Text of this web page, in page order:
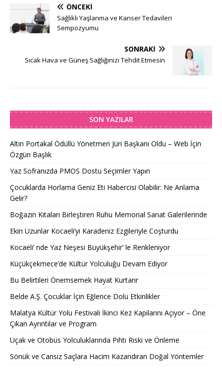
ÖNCEKI
Sağlıklı Yaşlanma ve Kanser Tedavileri
Sempozyumu
SONRAKI
Sıcak Hava ve Güneş Sağlığınızı Tehdit Etmesin
SON YAZILAR
Altın Portakal Ödüllü Yönetmen Jüri Başkanı Oldu – Web İçin
Özgün Başlık
Yaz Sofranızda PMOS Dostu Seçimler Yapın
Çocuklarda Horlama Geniz Eti Habercisi Olabilir: Ne Anlama
Gelir?
Boğazın Kıtaları Birleştiren Ruhu Memorial Sanat Galerilerinde
Ekin Uzunlar Kocaeli’yi Karadeniz Ezgileriyle Coşturdu
Kocaeli’ nde Yaz Neşesi Büyükşehir’ le Renkleniyor
Küçükçekmece’de Kültür Yolculuğu Devam Ediyor
Bu Belirtileri Önemsemek Hayat Kurtarır
Belde A.Ş. Çocuklar İçin Eğlence Dolu Etkinlikler
Malatya Kültür Yolu Festivali İkinci Kez Kapılarını Açıyor – Öne
Çıkan Ayrıntılar ve Program
Uçak ve Otobüs Yolculuklarında Pıhtı Riski ve Önleme
Sönük ve Cansız Saçlara Hacim Kazandıran Doğal Yöntemler